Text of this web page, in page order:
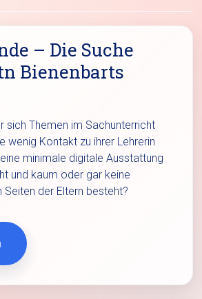
– Die Suche
Bienenbarts
sich Themen im Sachunterricht
wenig Kontakt zu ihrer Lehrerin
minimale digitale Ausstattung
und kaum oder gar keine
Seiten der Eltern besteht?